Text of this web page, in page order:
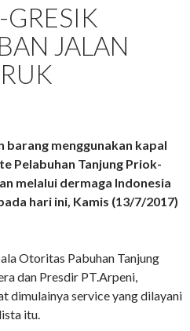
GRESIK
JALAN
barang menggunakan kapal
Pelabuhan Tanjung Priok-
melalui dermaga Indonesia
hari ini, Kamis (13/7/2017)
Otoritas Pabuhan Tanjung
dan Presdir PT.Arpeni,
dimulainya service yang dilayani
itu.